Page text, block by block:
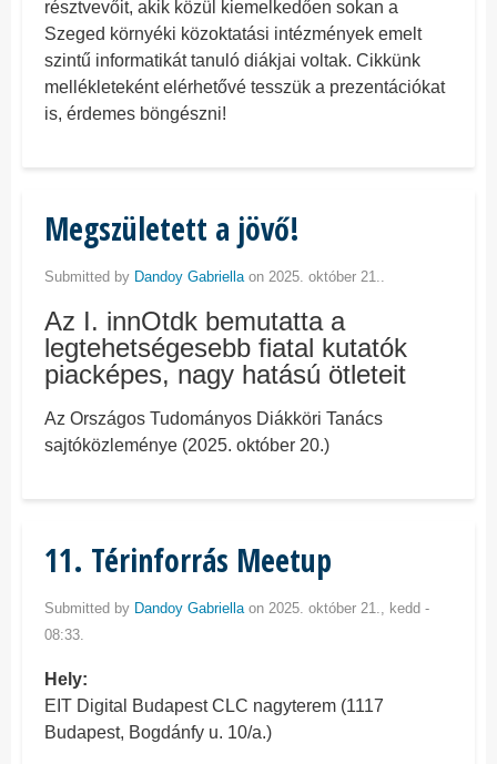
résztvevőit, akik közül kiemelkedően sokan a
Szeged környéki közoktatási intézmények emelt
szintű informatikát tanuló diákjai voltak. Cikkünk
mellékleteként elérhetővé tesszük a prezentációkat
is, érdemes böngészni!
Megszületett a jövő!
Submitted by Dandoy Gabriellaon 2025. október 21..
Az I. innOtdk bemutatta a
legtehetségesebb fiatal kutatók
piacképes, nagy hatású ötleteit
Az Országos Tudományos Diákköri Tanács
sajtóközleménye (2025. október 20.)
11. Térinforrás Meetup
Submitted by Dandoy Gabriellaon 2025. október 21., kedd -
08:33.
Hely
EIT Digital Budapest CLC nagyterem (1117
Budapest, Bogdánfy u. 10/a.)